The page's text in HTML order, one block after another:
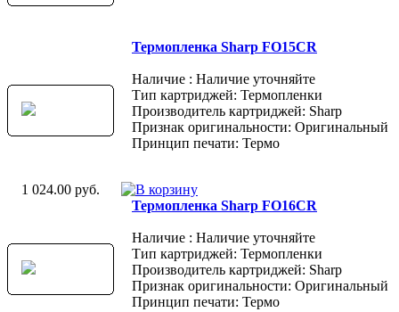
Термопленка Sharp FO15CR
Наличие : Наличие уточняйте
Тип картриджей: Термопленки
Производитель картриджей: Sharp
Признак оригинальности: Оригинальный
Принцип печати: Термо
1 024.00 руб.
Термопленка Sharp FO16CR
Наличие : Наличие уточняйте
Тип картриджей: Термопленки
Производитель картриджей: Sharp
Признак оригинальности: Оригинальный
Принцип печати: Термо